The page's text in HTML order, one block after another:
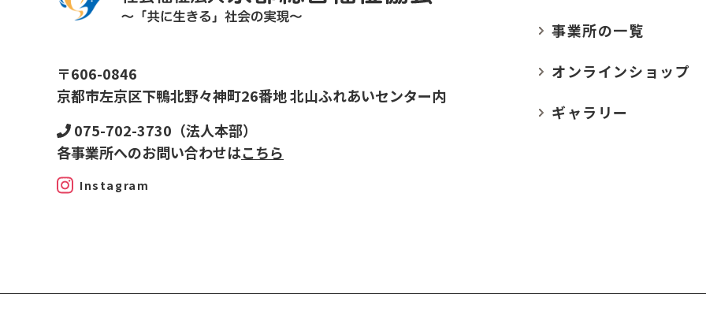
〒606-0846
京都市左京区下鴨北野々神町26番地 北山ふれあいセンター内
075-702-3730（法人本部）
各事業所へのお問い合わせはこちら
Instagram
事業所の一覧
オンラインショップ
ギャラリー